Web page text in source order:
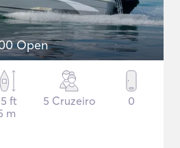
Open
ft
m
5 Cruzeiro 0